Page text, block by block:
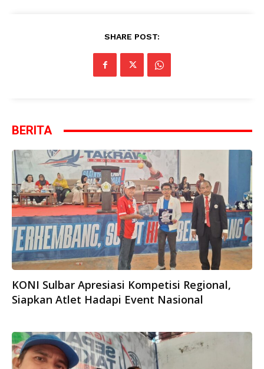
SHARE POST:
BERITA
KONI Sulbar Apresiasi Kompetisi Regional,
Siapkan Atlet Hadapi Event Nasional